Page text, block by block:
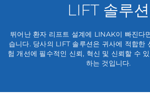
LIFT 솔루션
뛰어난 환자 리프트 설계에 LINAK이 빠진다
습니다. 당사의 LIFT 솔루션은 귀사에 적합한
험 개선에 필수적인 신뢰, 혁신 및 신뢰할 수
하는 것입니다.